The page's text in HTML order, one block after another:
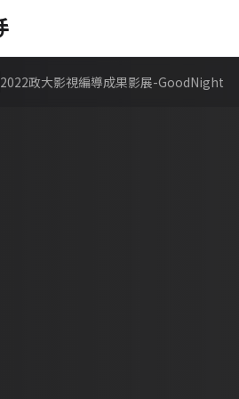
2022政大影視編導成果影展-GoodNight